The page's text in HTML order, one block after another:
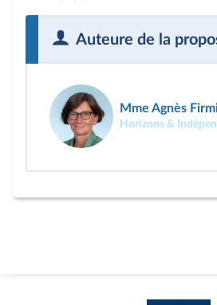
Auteure de la
Mme Agnès
Horizons &